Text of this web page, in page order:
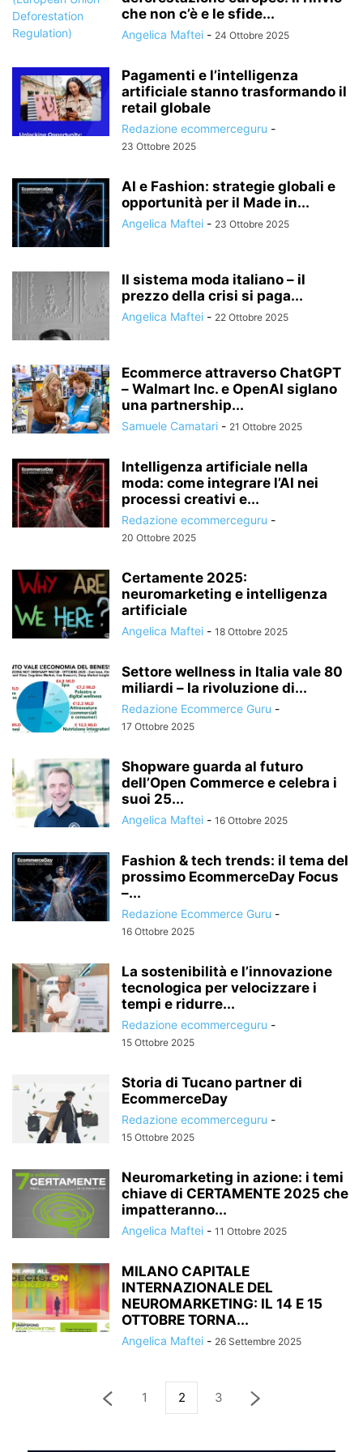
TREND DI MERCATO USER EXPERIENCE UX DESIGN
che non c’è e le sfide...
Angelica Maftei - 24 Ottobre 2025
Pagamenti e l’intelligenza
artificiale stanno trasformando il
retail globale
Redazione ecommerceguru -
23 Ottobre 2025
AI e Fashion: strategie globali e
opportunità per il Made in...
Angelica Maftei - 23 Ottobre 2025
Il sistema moda italiano – il
prezzo della crisi si paga...
Angelica Maftei - 22 Ottobre 2025
Ecommerce attraverso ChatGPT
– Walmart Inc. e OpenAI siglano
una partnership...
Samuele Camatari - 21 Ottobre 2025
Intelligenza artificiale nella
moda: come integrare l’AI nei
processi creativi e...
Redazione ecommerceguru -
20 Ottobre 2025
Certamente 2025:
neuromarketing e intelligenza
artificiale
Angelica Maftei - 18 Ottobre 2025
Settore wellness in Italia vale 80
miliardi – la rivoluzione di...
Redazione Ecommerce Guru -
17 Ottobre 2025
Shopware guarda al futuro
dell’Open Commerce e celebra i
suoi 25...
Angelica Maftei - 16 Ottobre 2025
Fashion & tech trends: il tema del
prossimo EcommerceDay Focus
–...
Redazione Ecommerce Guru -
16 Ottobre 2025
La sostenibilità e l’innovazione
tecnologica per velocizzare i
tempi e ridurre...
Redazione ecommerceguru -
15 Ottobre 2025
Storia di Tucano partner di
EcommerceDay
Redazione ecommerceguru -
15 Ottobre 2025
Neuromarketing in azione: i temi
chiave di CERTAMENTE 2025 che
impatteranno...
Angelica Maftei - 11 Ottobre 2025
MILANO CAPITALE
INTERNAZIONALE DEL
NEUROMARKETING: IL 14 E 15
OTTOBRE TORNA...
Angelica Maftei - 26 Settembre 2025
1 2 3